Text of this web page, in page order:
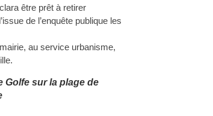
être prêt à retirer
de l’enquête publique les
au service urbanisme,
Golfe sur la plage de